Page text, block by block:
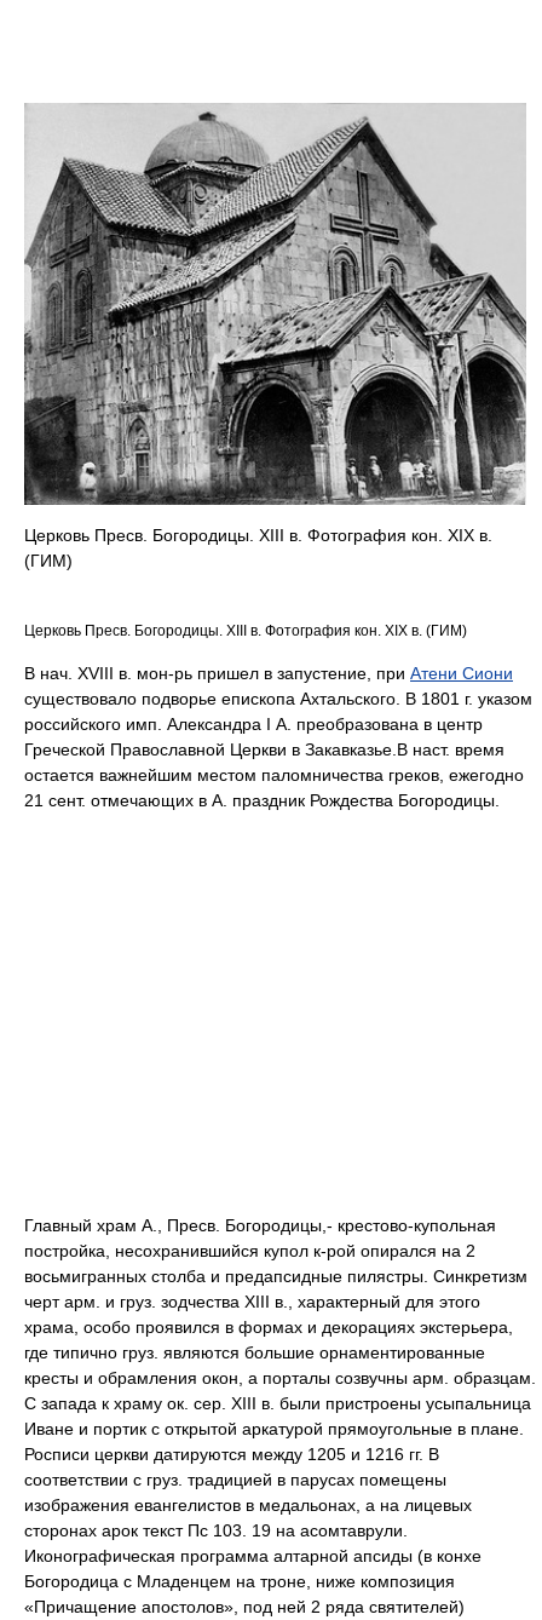
Церковь Пресв. Богородицы. XIII в. Фотография кон. XIX в.
(ГИМ)
Церковь Пресв. Богородицы. XIII в. Фотография кон. XIX в. (ГИМ)
В нач. XVIII в. мон-рь пришел в запустение, при Атени Сиони
существовало подворье епископа Ахтальского. В 1801 г. указом
российского имп. Александра I А. преобразована в центр
Греческой Православной Церкви в Закавказье.В наст. время
остается важнейшим местом паломничества греков, ежегодно
21 сент. отмечающих в А. праздник Рождества Богородицы.
Главный храм А., Пресв. Богородицы,- крестово-купольная
постройка, несохранившийся купол к-рой опирался на 2
восьмигранных столба и предапсидные пилястры. Синкретизм
черт арм. и груз. зодчества XIII в., характерный для этого
храма, особо проявился в формах и декорациях экстерьера,
где типично груз. являются большие орнаментированные
кресты и обрамления окон, а порталы созвучны арм. образцам.
С запада к храму ок. сер. XIII в. были пристроены усыпальница
Иване и портик с открытой аркатурой прямоугольные в плане.
Росписи церкви датируются между 1205 и 1216 гг. В
соответствии с груз. традицией в парусах помещены
изображения евангелистов в медальонах, а на лицевых
сторонах арок текст Пс 103. 19 на асомтаврули.
Иконографическая программа алтарной апсиды (в конхе
Богородица с Младенцем на троне, ниже композиция
«Причащение апостолов», под ней 2 ряда святителей)